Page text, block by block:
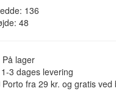
136
48
På lager
1-3 dages levering
Porto fra 29 kr. og gratis